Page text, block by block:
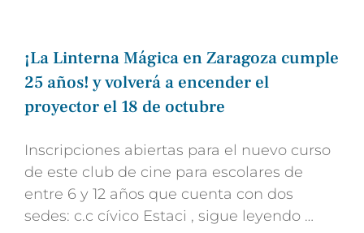
¡La Linterna Mágica en Zaragoza cumple
25 años! y volverá a encender el
proyector el 18 de octubre
Inscripciones abiertas para el nuevo curso
de este club de cine para escolares de
entre 6 y 12 años que cuenta con dos
sedes: c.c cívico Estaci , sigue leyendo …